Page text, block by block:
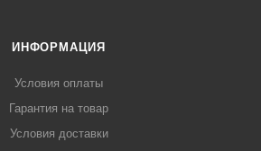
ИНФОРМАЦИЯ
Условия оплаты
Гарантия на товар
Условия доставки